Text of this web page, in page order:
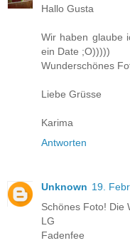
Hallo Gusta
Wir haben glaube
ein Date ;O)))))
Wunderschönes
Liebe Grüsse
Karima
Antworten
Unknown 19.
Schönes Foto! Die
LG
Fadenfee